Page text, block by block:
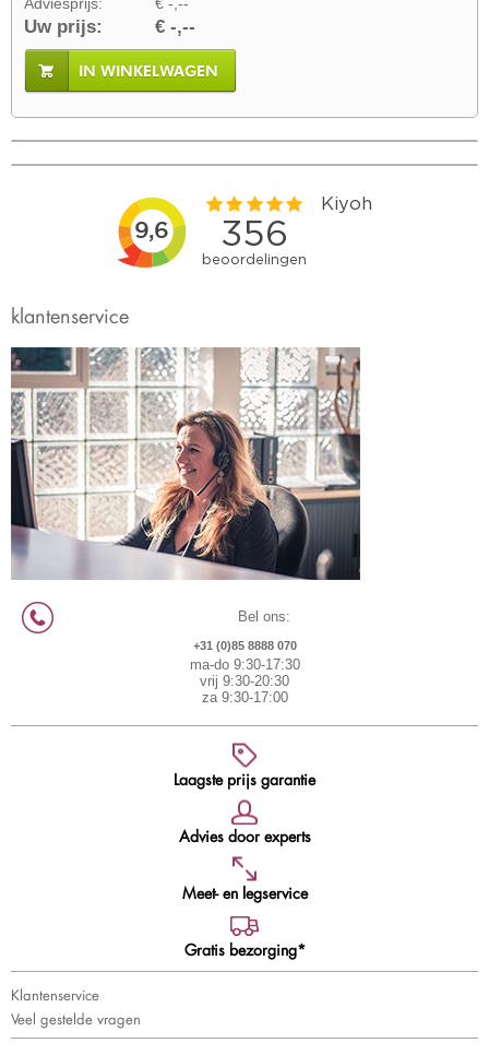
Uw prijs: € -,--
IN WINKELWAGEN
klantenservice
Bel ons:
+31 (0)85 8888 070
ma-do 9:30-17:30
vrij 9:30-20:30
za 9:30-17:00
Laagste prijs garantie
Advies door experts
Meet- en legservice
Gratis bezorging*
Klantenservice
Veel gestelde vragen